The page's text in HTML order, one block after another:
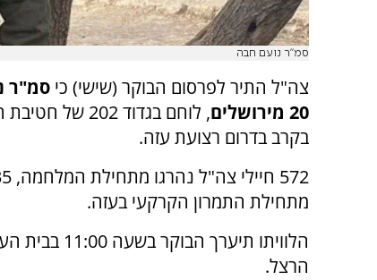
סמ"ר נועם חבה
צה"ל התיר לפרסום הבוקר (שישי) כי סמ"ר
20 מירושלים
, לוחם בגדוד 202
בקרב בדרום רצועת עזה.
מתחילת התמרון הקרקעי בעזה.
הלוויתו תיערך
הרצל.